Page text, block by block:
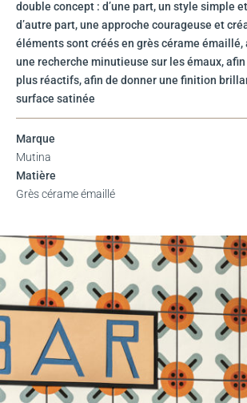
double concept : d’une part, un style simple
d’autre part, une approche courageuse et
éléments sont créés en grès cérame
une recherche minutieuse sur les émaux,
plus réactifs, afin de donner une finition
surface satinée
Marque
Mutina
Matière
Grès cérame émaillé